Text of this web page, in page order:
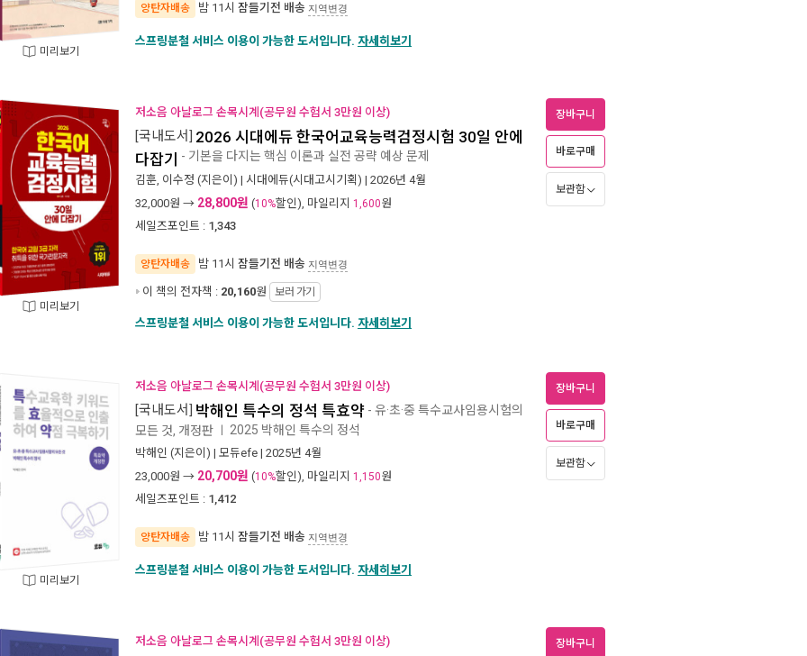
미리보기
양탄자배송 밤 11시 잠들기전 배송 지역변경
스프링분철 서비스 이용이 가능한 도서입니다. 자세히보기
미리보기
저소음 아날로그 손목시계(공무원 수험서 3만원 이상)
[국내도서] 2026 시대에듀 한국어교육능력검정시험 30일 안에
다잡기 - 기본을 다지는 핵심 이론과 실전 공략 예상 문제
김훈 이수정 (지은이) | 시대에듀(시대고시기획) | 2026년 4월
32,000원 → 28,800원 (10%할인), 마일리지 1,600원
세일즈포인트 : 1,343
양탄자배송 밤 11시 잠들기전 배송 지역변경
이 책의 전자책 : 20,160원 보러 가기
장바구니
바로구매
보관함
스프링분철 서비스 이용이 가능한 도서입니다. 자세히보기
미리보기
저소음 아날로그 손목시계(공무원 수험서 3만원 이상)
[국내도서] 박해인 특수의 정석 특효약 - 유·초·중 특수교사임용시험의
모든 것, 개정판 2025 박해인 특수의 정석
박해인 (지은이) | 모듀efe | 2025년 4월
23,000원 → 20,700원 (10%할인), 마일리지 1,150원
세일즈포인트 : 1,412
양탄자배송 밤 11시 잠들기전 배송 지역변경
장바구니
바로구매
보관함
스프링분철 서비스 이용이 가능한 도서입니다. 자세히보기
저소음 아날로그 손목시계(공무원 수험서 3만원 이상) 장바구니